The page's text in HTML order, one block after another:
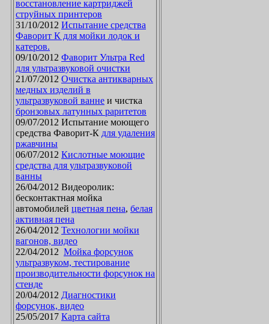
восстановление картриджей
струйных принтеров
31/10/2012 Испытание средства
Фаворит К для мойки лодок и
катеров.
09/10/2012 Фаворит Ультра Red
для ультразвуковой очистки
21/07/2012 Очистка антикварных
медных изделий в
ультразвуковой ванне и чистка
бронзовых латунных раритетов
09/07/2012 Испытание моющего
средства Фаворит-К для удаления
ржавчины
06/07/2012 Кислотные моющие
средства для ультразвуковой
ванны
26/04/2012 Видеоролик:
бесконтактная мойка
автомобилей цветная пена, белая
активная пена
26/04/2012 Технологии мойки
вагонов, видео
22/04/2012 Мойка форсунок
ультразвуком, тестирование
производительности форсунок на
стенде
20/04/2012 Диагностики
форсунок, видео
25/05/2017 Карта сайта